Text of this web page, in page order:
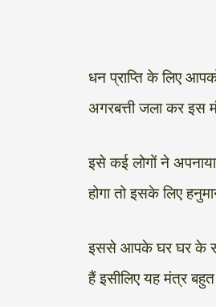
धन प्राप्ति के लिए
अगरबत्ती जला कर इस
इसे कई लोगों ने
होगा तो इसके लिए
इससे आपके घर घर के
हैं इसीलिए यह मंत्र बहुत